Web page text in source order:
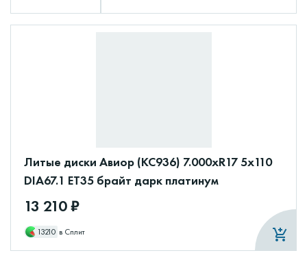
Литые диски Авиор (КС936) 7.000xR17 5x110
DIA67.1 ET35 брайт дарк платинум
13 210 ₽
13210 в Сплит